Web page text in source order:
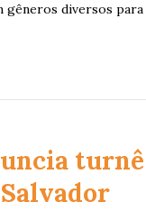
gêneros diversos